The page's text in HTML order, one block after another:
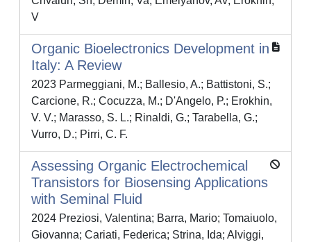
V
Organic Bioelectronics Development in
Italy: A Review
2023 Parmeggiani, M.; Ballesio, A.; Battistoni, S.;
Carcione, R.; Cocuzza, M.; D'Angelo, P.; Erokhin,
V. V.; Marasso, S. L.; Rinaldi, G.; Tarabella, G.;
Vurro, D.; Pirri, C. F.
Assessing Organic Electrochemical
Transistors for Biosensing Applications
with Seminal Fluid
2024 Preziosi, Valentina; Barra, Mario; Tomaiuolo,
Giovanna; Cariati, Federica; Strina, Ida; Alviggi,